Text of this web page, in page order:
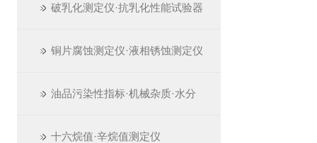
破乳化测定仪·抗乳化性能试验器
铜片腐蚀测定仪·液相锈蚀测定仪
油品污染性指标·机械杂质·水分
十六烷值·辛烷值测定仪